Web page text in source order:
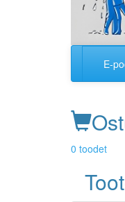
E-
0 toodet